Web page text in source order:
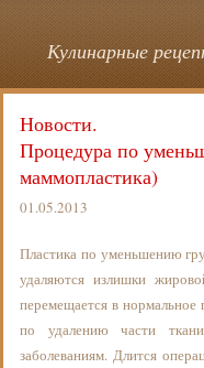
Кулинарные
Новости.
Процедура по
маммопластика)
01.05.2013
Пластика по уменьшению
удаляются излишки
перемещается в
по удалению части
заболеваниям. Длится